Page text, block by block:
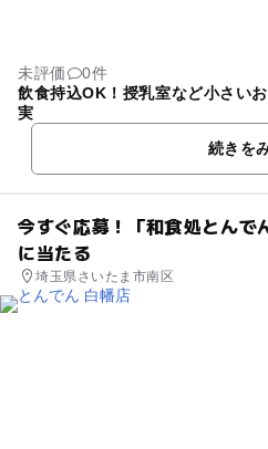
未評価
0件
飲食持込OK！授乳室など小さい
実
続きを
今すぐ応募！「和食処とんで
に当たる
埼玉県さいたま市南区